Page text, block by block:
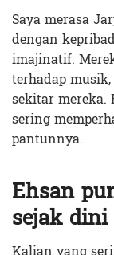
Saya merasa
dengan
imajinatif.
terhadap
sekitar
sering
pantunnya.
Ehsan
sejak dini